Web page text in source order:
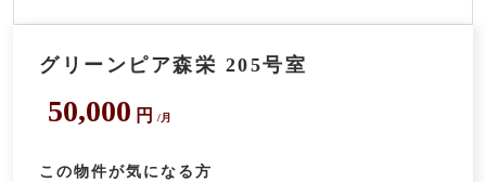
グリーンピア森栄 205号室
50,000 円 /月
この物件が気になる方